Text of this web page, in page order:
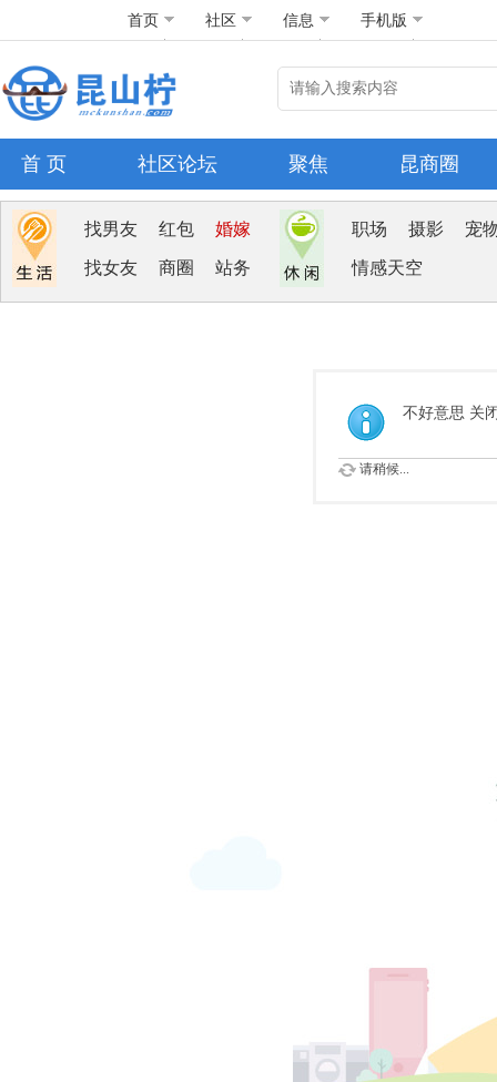
首页 社区 信息 手机版
首 页 社区论坛 聚焦 昆商圈
找男友 红包 婚嫁
找女友 商圈 站务
职场 摄影 宠
情感天空
不好意思 关
请稍候...